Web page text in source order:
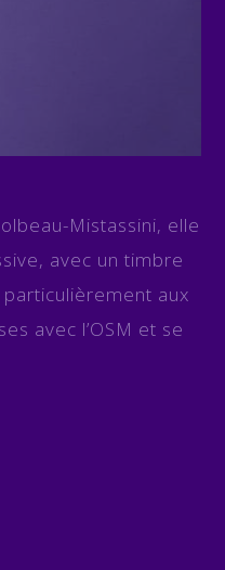
Mistassini, elle
avec un timbre
aux
avec l’OSM et se